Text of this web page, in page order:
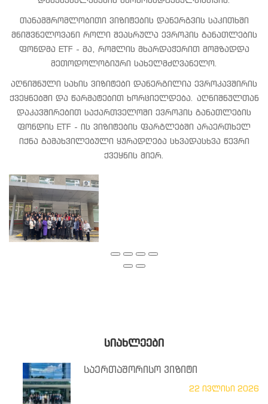
თანამშრომლობითი ვიზიტების დანერგვის საკითხში
მნიშვნელოვანი როლი შეასრულა ევროპის განათლების
ფონდმა ETF - მა, რომლის მხარდაჭერით მომზადდა
მეთოდოლოგიური სახელმძღვანელო.
აღნიშნული სახის ვიზიტები დანერგილია ევროკავშირის
ქვეყნებში და წარმატებით ხორციელდება. აღნიშნულთან
დაკავშირებით საქართველოში ევროპის განათლების
ფონდის ETF - ის ვიზიტების ფარგლებში არაერთხელ
იქნა გამახვილებული ყურადღება სხვადასხვა წევრი
ქვეყნის მიერ.
ᲡᲘᲐᲮᲚᲔᲔᲑᲘ
საერთაშორისო ვიზიტი
22 ივლისი 2026